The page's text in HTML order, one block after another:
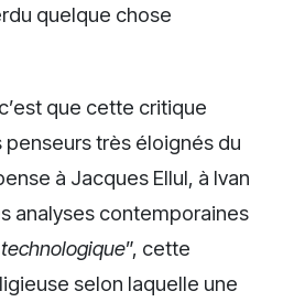
quelque chose
que cette critique
très éloignés du
à Jacques Ellul, à Ivan
analyses contemporaines
”, cette
selon laquelle une